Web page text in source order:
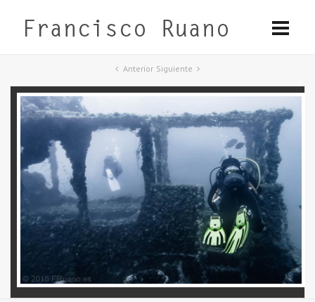
Anterior Siguiente